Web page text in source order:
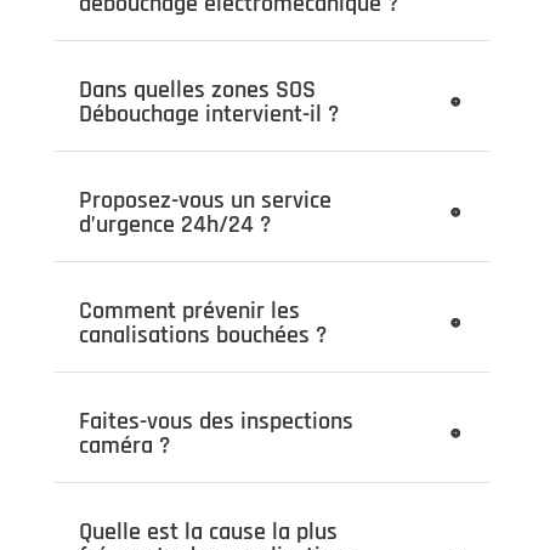
Dans quelles zones SOS
Débouchage intervient-il ?
Proposez-vous un service
d’urgence 24h/24 ?
Comment prévenir les
canalisations bouchées ?
Faites-vous des inspections
caméra ?
Quelle est la cause la plus